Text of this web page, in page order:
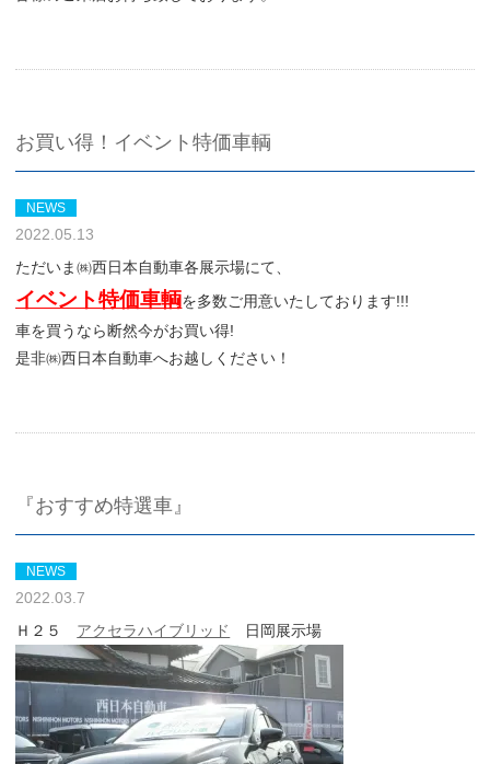
お買い得！イベント特価車輌
NEWS
2022.05.13
ただいま㈱西日本自動車各展示場にて、
イベント特価車輌を多数ご用意いたしております!!!
車を買うなら断然今がお買い得!
是非㈱西日本自動車へお越しください！
『おすすめ特選車』
NEWS
2022.03.7
Ｈ２５ アクセラハイブリッド 日岡展示場